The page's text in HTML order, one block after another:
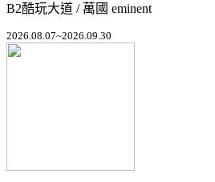
B2酷玩大道 / 萬國 eminent
2026.08.07~2026.09.30